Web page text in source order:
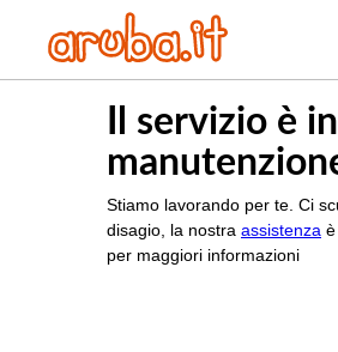
Il servizio è in
Stiamo lavorando per te. Ci
disagio, la nostra assistenza
per maggiori informazioni